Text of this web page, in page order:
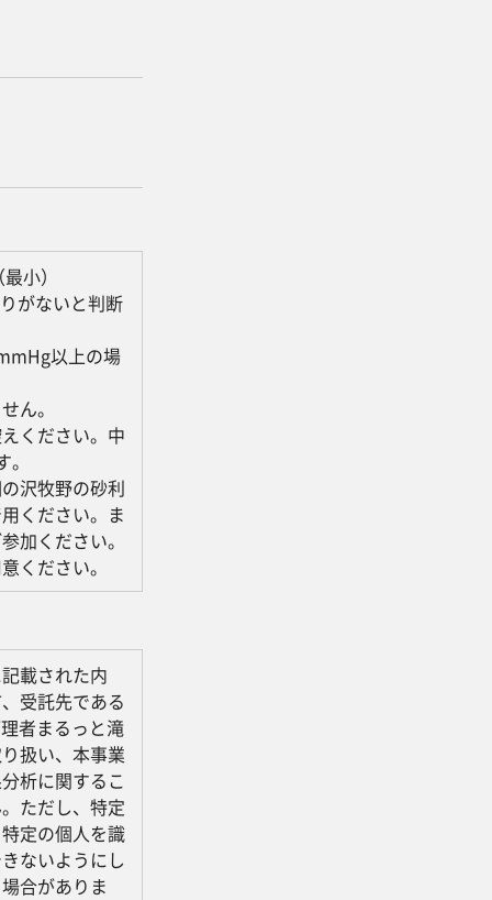
小）
がないと判断
以上の場
ん。
ください。中
沢牧野の砂利
ください。ま
加ください。
ください。
載された内
受託先である
者まるっと滝
扱い、本事業
析に関するこ
ただし、特定
定の個人を識
ないようにし
合がありま